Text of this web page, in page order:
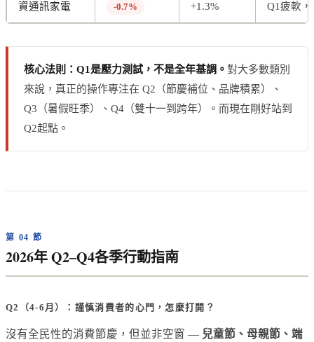
資通訊家電 -0.7% +1.3% Q1疲軟
核心法則：Q1是壓力測試，不是全年基調。 對大多數類別
來說，真正的操作專注在 Q2（節慶補位、品牌積累）、
Q3（暑假旺季）、Q4（雙十一到跨年）。而現在剛好站到
Q2起點。
第 04 節
2026年 Q2–Q4各季行動指南
Q2（4-6月）：謹慎消費者的心門，怎麼打開？
沒有全民性的消費節慶，但並非空窗 — 兒童節、母親節、端